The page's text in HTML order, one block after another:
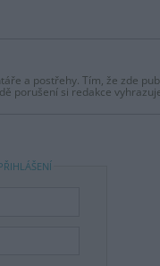
a postřehy. Tím, že zde
porušení si redakce